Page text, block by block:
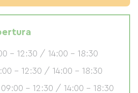
- 12:30 / 14:00 - 18:30
- 12:30 / 14:00 - 18:30
09:00 - 12:30 / 14:00 - 18:30